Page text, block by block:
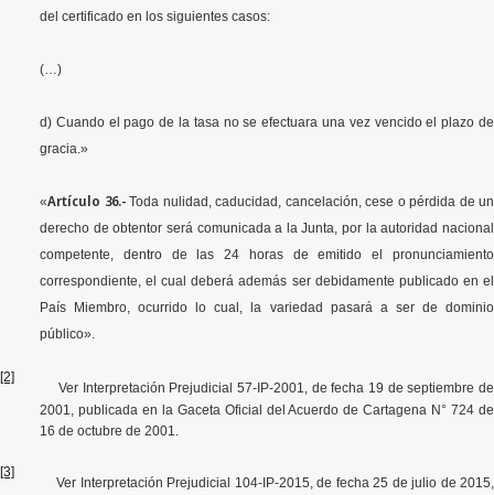
del certificado en los siguientes casos:
(…)
d) Cuando el pago de la tasa no se efectuara una vez vencido el plazo de
gracia.»
«Artículo 36.- Toda nulidad, caducidad, cancelación, cese o pérdida de un
derecho de obtentor será comunicada a la Junta, por la autoridad nacional
competente, dentro de las 24 horas de emitido el pronunciamiento
correspondiente, el cual deberá además ser debidamente publicado en el
País Miembro, ocurrido lo cual, la variedad pasará a ser de dominio
público».
[2]
Ver Interpretación Prejudicial 57-IP-2001, de fecha 19 de septiembre de
2001, publicada en la Gaceta Oficial del Acuerdo de Cartagena N° 724 de
16 de octubre de 2001.
[3]
Ver Interpretación Prejudicial 104-IP-2015, de fecha 25 de julio de 2015,